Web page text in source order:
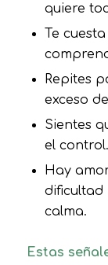
quiere
Te
Repites
exceso
Sientes
el control.
Hay
dificultad
calma.
Estas